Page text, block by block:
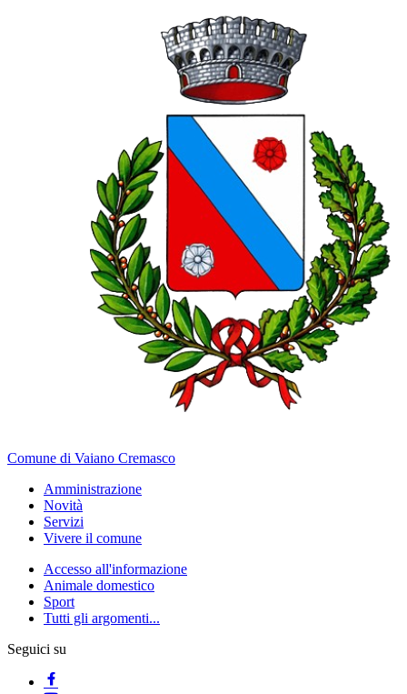
Comune di Vaiano Cremasco
Amministrazione
Novità
Servizi
Vivere il comune
Accesso all'informazione
Animale domestico
Sport
Tutti gli argomenti...
Seguici su